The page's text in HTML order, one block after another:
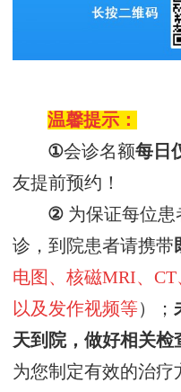
温馨提示：
①会诊名额每日
友提前预约！
② 为保证每位
诊， 到院患者请携带
电图、核磁MRI、CT
以及发作视频等） ；
天到院，做好相关检
为您制定有效的治疗